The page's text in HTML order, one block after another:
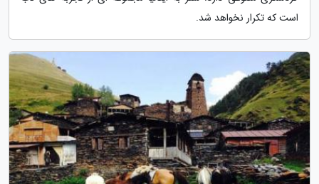
است که تکرار نخواهد شد.